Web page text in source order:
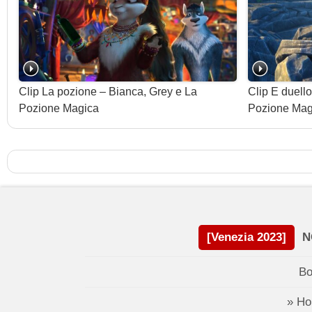
Clip La pozione – Bianca, Grey e La
Pozione Magica
Clip E
Pozione
[Venezia 2023]
»